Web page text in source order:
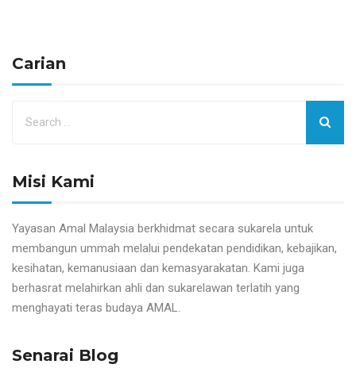
Carian
Misi Kami
Yayasan Amal Malaysia berkhidmat secara sukarela untuk
membangun ummah melalui pendekatan pendidikan, kebajikan,
kesihatan, kemanusiaan dan kemasyarakatan. Kami juga
berhasrat melahirkan ahli dan sukarelawan terlatih yang
menghayati teras budaya AMAL.
Senarai Blog